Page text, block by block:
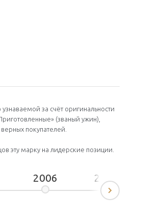
за счёт оригинальности
(званый ужин),
покупателей.
эту марку на лидерские позиции.
2006 2007
Next